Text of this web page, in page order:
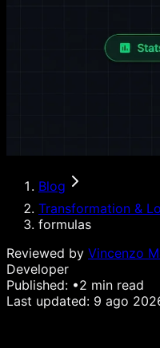
Blog
Transformation &
formulas
Reviewed by Vincenzo
Developer
Published: •2 min read
Last updated: 9 ago